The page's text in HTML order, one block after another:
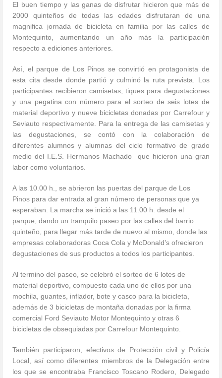
El buen tiempo y las ganas de disfrutar hicieron que más de
2000 quinteños de todas las edades disfrutaran de una
magnifica jornada de bicicleta en familia por las calles de
Montequinto, aumentando un año más la participación
respecto a ediciones anteriores.
Así, el parque de Los Pinos se convirtió en protagonista de
esta cita desde donde partió y culminó la ruta prevista. Los
participantes recibieron camisetas, tiques para degustaciones
y una pegatina con número para el sorteo de seis lotes de
material deportivo y nueve bicicletas donadas por Carrefour y
Seviauto respectivamente. Para la entrega de las camisetas y
las degustaciones, se contó con la colaboración de
diferentes alumnos y alumnas del ciclo formativo de grado
medio del I.E.S. Hermanos Machado que hicieron una gran
labor como voluntarios.
A las 10.00 h., se abrieron las puertas del parque de Los
Pinos para dar entrada al gran número de personas que ya
esperaban. La marcha se inició a las 11.00 h. desde el
parque, dando un tranquilo paseo por las calles del barrio
quinteño, para llegar más tarde de nuevo al mismo, donde las
empresas colaboradoras Coca Cola y McDonald’s ofrecieron
degustaciones de sus productos a todos los participantes.
Al termino del paseo, se celebró el sorteo de 6 lotes de
material deportivo, compuesto cada uno de ellos por una
mochila, guantes, inflador, bote y casco para la bicicleta,
además de 3 bicicletas de montaña donadas por la firma
comercial Ford Seviauto Motor Montequinto y otras 6
bicicletas de obsequiadas por Carrefour Montequinto.
También participaron, efectivos de Protección civil y Policía
Local, así como diferentes miembros de la Delegación entre
los que se encontraba Francisco Toscano Rodero, Delegado